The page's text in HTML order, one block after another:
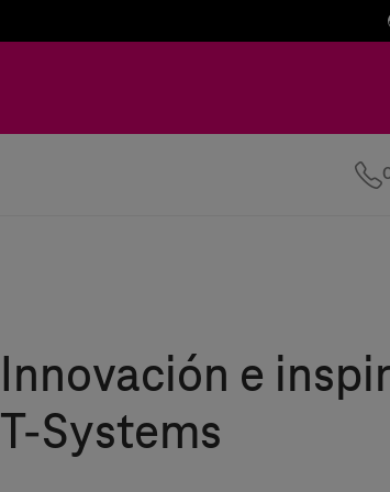
Innovación e
T-Systems